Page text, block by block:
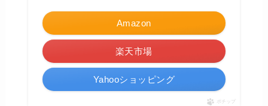
Amazon
楽天市場
Yahooショッピング
ポチップ